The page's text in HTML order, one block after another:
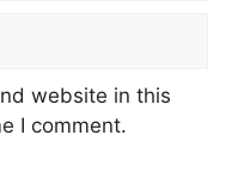
website in this
I comment.